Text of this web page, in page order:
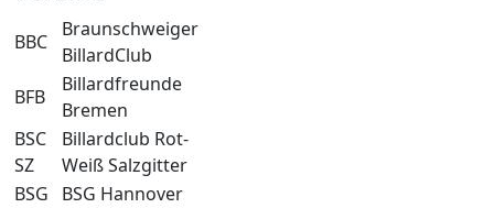
BBC
Braunschweiger
BillardClub
BFB
Billardfreunde
Bremen
BSC
SZ
Billardclub Rot-
Weiß Salzgitter
BSG
BSG Hannover